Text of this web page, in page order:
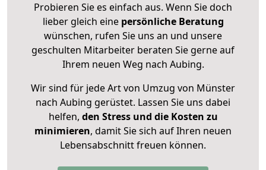
Probieren Sie es einfach aus. Wenn Sie doch
lieber gleich eine persönliche Beratung
wünschen, rufen Sie uns an und unsere
geschulten Mitarbeiter beraten Sie gerne auf
Ihrem neuen Weg nach Aubing.
Wir sind für jede Art von Umzug von Münster
nach Aubing gerüstet. Lassen Sie uns dabei
helfen, den Stress und die Kosten zu
minimieren, damit Sie sich auf Ihren neuen
Lebensabschnitt freuen können.